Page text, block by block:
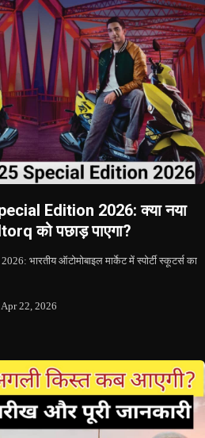
Edition 2026: क्या नया
को पछाड़ पाएगा?
भारतीय ऑटोमोबाइल मार्केट में स्पोर्टी स्कूटर्स का
Apr 22, 2026